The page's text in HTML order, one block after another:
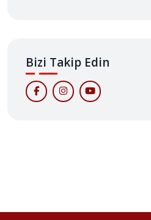
Bizi Takip Edin